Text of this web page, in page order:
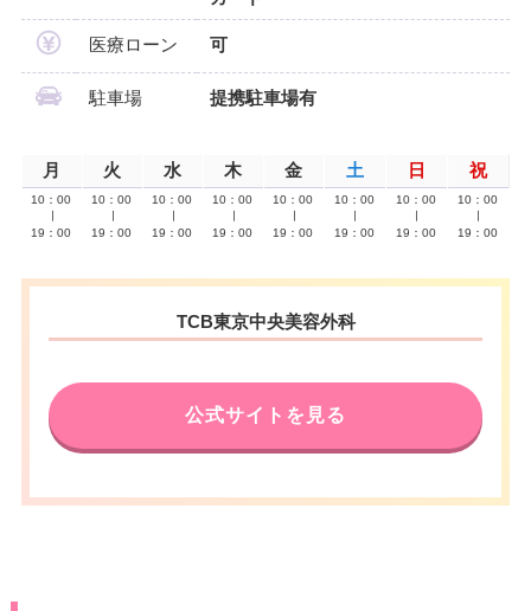
医療ローン 可
駐車場 提携駐車場有
月 火 水 木 金 土 日 祝
10：00
19：00
10：00
19：00
10：00
19：00
10：00
19：00
10：00
19：00
10：00
19：00
10：00
19：00
10：00
19：00
TCB東京中央美容外科
公式サイトを見る